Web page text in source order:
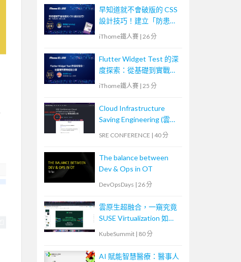
早知道就不會破版的 CSS
設計技巧！建立「防患未
然」的匠人心態
iThome鐵人賽 | 26 分
Flutter Widget Test 的深
度探索：從基礎到實戰經
iThome鐵人賽 | 25 分
Cloud Infrastructure
Saving Engineering (雲端
SRE CONFERENCE | 40 分
The balance between
Dev & Ops in OT
DevOpsDays | 26 分
雲原生超融合，一窺究竟
SUSE Virtualization 如何
解決傳統應用與現代化雲
KubeSummit | 80 分
AI 賦能智慧醫療：醫事人